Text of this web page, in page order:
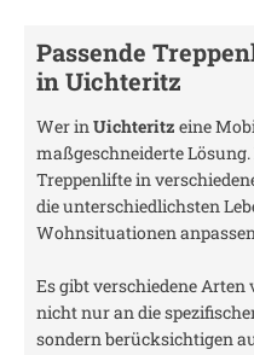
Passende
inUichteritz
Wer inUichteritz eine
maßgeschneiderte
Treppenlifte in
die unterschiedlichsten
Wohnsituationen
Es gibt verschiedene Arten
nicht nur an die
sondern berücksichtigen